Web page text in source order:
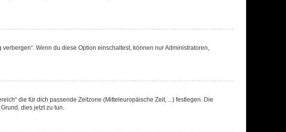
Wenn du diese Option einschaltest, können nur Administratoren,
die für dich passende Zeitzone (Mitteleuropäische Zeit, ...) festlegen. Die
dies jetzt zu tun.